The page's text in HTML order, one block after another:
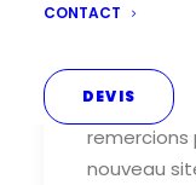
CONTACT
DEVIS
Nouveau
remercions
nouveau